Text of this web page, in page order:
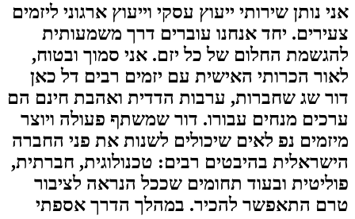
אני נותן שירותי ייעוץ עסקי וייעוץ ארגוני ליזמים
צעירים. יחד אנחנו עוברים דרך משמעותית
להגשמת החלום של כל יזם. אני סמוך ובטוח,
לאור הכרותי האישית עם יזמים רבים דל כאן
דור שג שחברות, ערבות הדדית ואהבת חינם הם
ערכים מנחים עבורו. דור שמשתף פעולה ויוצר
מיזמים נפ לאים שיכולים לשנות את פני החברה
הישראלית בהיבטים רבים: טכנולוגית, חברתית,
פוליטית ובעוד תחומים שככל הנראה לציבור
טרם התאפשר להכיר. במהלך הדרך אספתי